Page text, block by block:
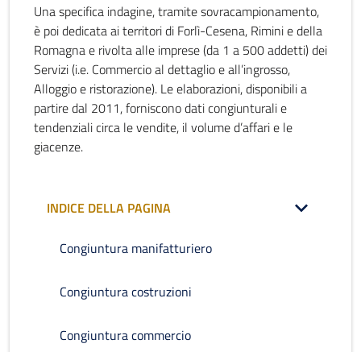
Una specifica indagine, tramite sovracampionamento,
è poi dedicata ai territori di Forlì-Cesena, Rimini e della
Romagna e rivolta alle imprese (da 1 a 500 addetti) dei
Servizi (i.e. Commercio al dettaglio e all’ingrosso,
Alloggio e ristorazione). Le elaborazioni, disponibili a
partire dal 2011, forniscono dati congiunturali e
tendenziali circa le vendite, il volume d’affari e le
giacenze.
INDICE DELLA PAGINA
Congiuntura manifatturiero
Congiuntura costruzioni
Congiuntura commercio